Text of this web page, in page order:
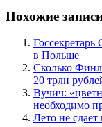
Похожие
в Польше
Сколько
20 трлн
Вучич:
необходимо
Лето не